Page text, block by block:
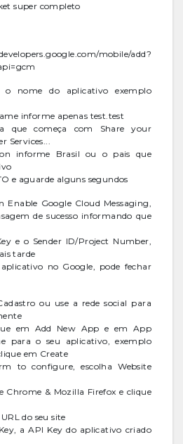
super completo
mobile/add?
o nome do aplicativo exemplo
informe apenas test.test
que começa com Share your
Services...
informe Brasil ou o pais que
e aguarde alguns segundos
Enable Google Cloud Messaging,
de sucesso informando que
e o Sender ID/Project Number,
tarde
no Google, pode fechar
ou use a rede social para
em Add New App e em App
para o seu aplicativo, exemplo
em Create
to configure, escolha Website
Chrome & Mozilla Firefox e clique
do seu site
a API Key do aplicativo criado